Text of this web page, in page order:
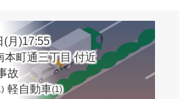
(月)17:55
本町通三丁目 付近
故
軽自動車(1)